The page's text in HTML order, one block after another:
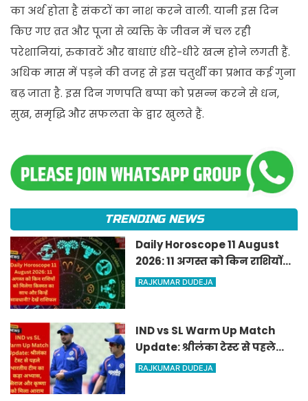
का अर्थ होता है संकटों का नाश करने वाली. यानी इस दिन
किए गए व्रत और पूजा से व्यक्ति के जीवन में चल रही
परेशानियां, रुकावटें और बाधाएं धीरे-धीरे खत्म होने लगती हैं.
अधिक मास में पड़ने की वजह से इस चतुर्थी का प्रभाव कई गुना
बढ़ जाता है. इस दिन गणपति बप्पा को प्रसन्न करने से धन,
सुख, समृद्धि और सफलता के द्वार खुलते हैं.
TRENDING NEWS
Daily Horoscope 11 August
2026: 11 अगस्त को किन राशियों
को मिलेगा किस्मत का साथ और
RAJKUMAR DUDEJA
IND vs SL Warm Up Match
Update: श्रीलंका टेस्ट से पहले
भारतीय टीम का कड़ा अभ्यास,
RAJKUMAR DUDEJA